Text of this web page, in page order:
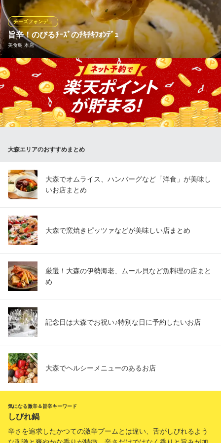
らなくなるほどの美味。辛い物が苦手なら、食べやすくアレンジ
もできますので、注文時にお伝えください。
本格中華食べ飲み放題税込4380円 王府家宴 大森駅前店
羽根つき餃子発祥の店
ＪＲ京浜東北線大森駅 徒歩3分
東京都大田区大森北1-35-9
旨辛！のびるﾁｰｽﾞのﾁｷﾁｷﾌｫﾝﾃﾞｭ
美食鳥 本店
チーズフォンデュ
当店のイチ押しは鳥焼肉ですが、お酒にあう逸品も多数取り揃え
ております。そのなかでも「チキチキフォンデュ」は女性人気No.
1！旨辛のフライドチキンをチーズフォンデュにしてお召し上がり
ください♪
ＪＲ京浜東北線大森駅 徒歩5分
大森エリアのおすすめまとめ
大森でオムライス、ハンバーグなど「洋食」が美味し
いお店まとめ
大森で窯焼きピッツァなどが美味しい店まとめ
厳選！大森の伊勢海老、ムール貝など魚料理の店まと
め
記念日は大森でお祝い♪特別な日に予約したいお店
大森でヘルシーメニューのあるお店
気になる激辛＆旨辛キーワード
しびれ鍋
辛さを追求したかつての激辛ブームとは違い、舌がしびれるよう